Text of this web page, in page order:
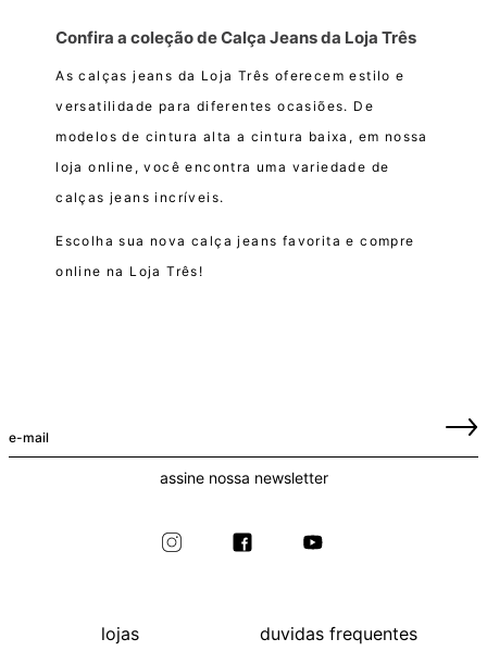
Confira a coleção de Calça Jeans da Loja Três
As calças jeans da Loja Três oferecem estilo e
versatilidade para diferentes ocasiões. De
modelos de cintura alta a cintura baixa, em nossa
loja online, você encontra uma variedade de
calças jeans incríveis.
Escolha sua nova calça jeans favorita e compre
online na Loja Três!
assine nossa newsletter
lojas
duvidas frequentes